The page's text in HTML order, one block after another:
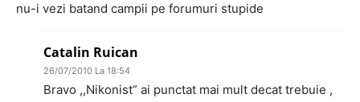
nu-i vezi batand campii pe forumuri stupide
Catalin Ruican
26/07/2010 La 18:54
Bravo ,,Nikonist” ai punctat mai mult decat trebuie ,